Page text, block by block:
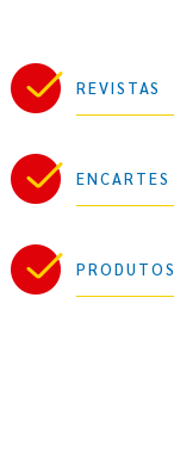
REVISTAS
ENCARTES
PRODUTOS